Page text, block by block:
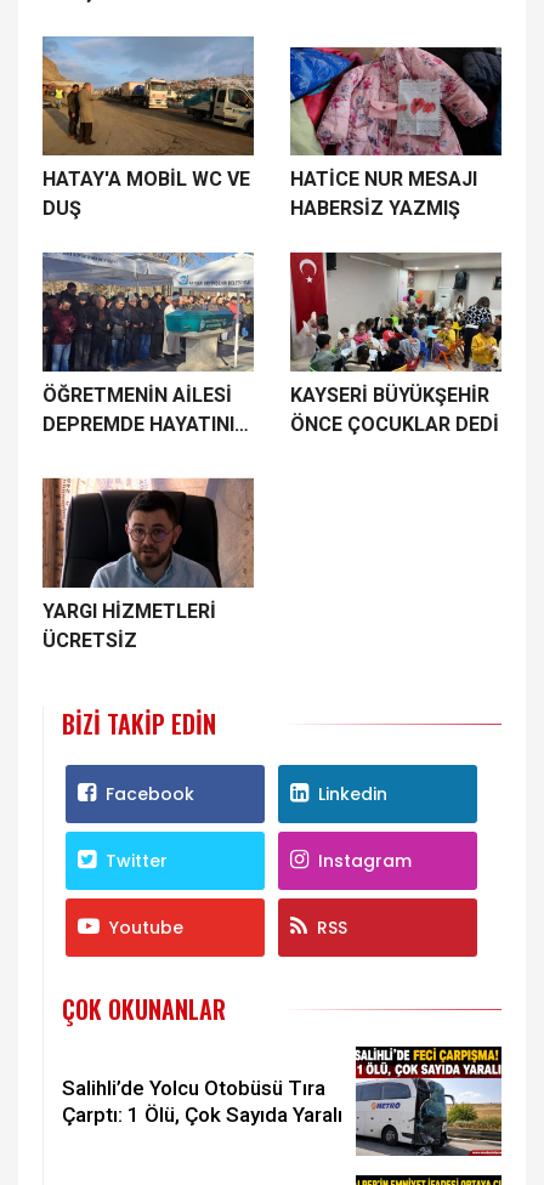
DEPREMZEDELERE
HATAY'A MOBİL WC VE
DUŞ
HATİCE NUR MESAJI
HABERSİZ YAZMIŞ
ÖĞRETMENİN AİLESİ
DEPREMDE HAYATINI
KAYSERİ BÜYÜKŞEHİR
ÖNCE ÇOCUKLAR DEDİ
YARGI HİZMETLERİ
ÜCRETSİZ
BIZI TAKIP EDIN
Facebook Linkedin
Twitter Instagram
Youtube RSS
ÇOK OKUNANLAR
Salihli’de Yolcu Otobüsü Tıra
Çarptı: 1 Ölü, Çok Sayıda Yaralı